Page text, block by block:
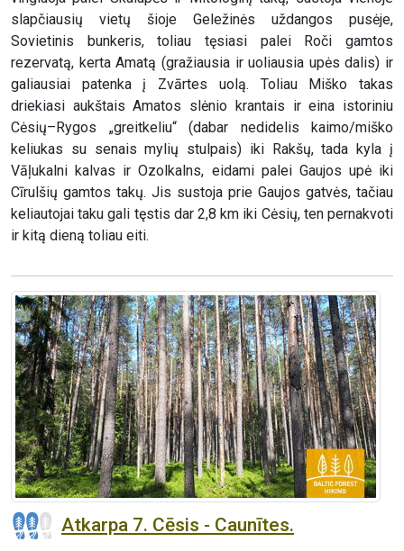
slapčiausių vietų šioje Geležinės uždangos pusėje,
Sovietinis bunkeris, toliau tęsiasi palei Roči gamtos
rezervatą, kerta Amatą (gražiausia ir uoliausia upės dalis) ir
galiausiai patenka į Zvārtes uolą. Toliau Miško takas
driekiasi aukštais Amatos slėnio krantais ir eina istoriniu
Cėsių–Rygos „greitkeliu“ (dabar nedidelis kaimo/miško
keliukas su senais mylių stulpais) iki Rakšų, tada kyla į
Vāļukalni kalvas ir Ozolkalns, eidami palei Gaujos upė iki
Cīrulšių gamtos takų. Jis sustoja prie Gaujos gatvės, tačiau
keliautojai taku gali tęstis dar 2,8 km iki Cėsių, ten pernakvoti
ir kitą dieną toliau eiti.
Atkarpa 7. Cēsis - Caunītes.